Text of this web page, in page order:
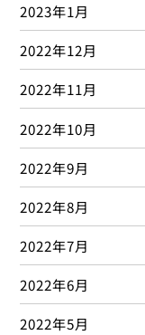
2023年1月
2022年12月
2022年11月
2022年10月
2022年9月
2022年8月
2022年7月
2022年6月
2022年5月